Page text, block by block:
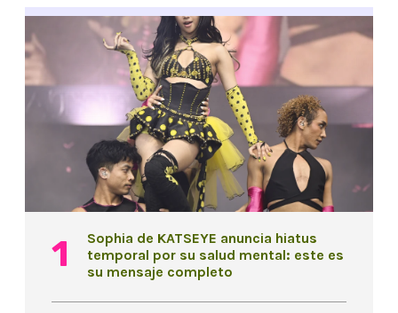
Sophia de KATSEYE anuncia hiatus
temporal por su salud mental: este es
su mensaje completo